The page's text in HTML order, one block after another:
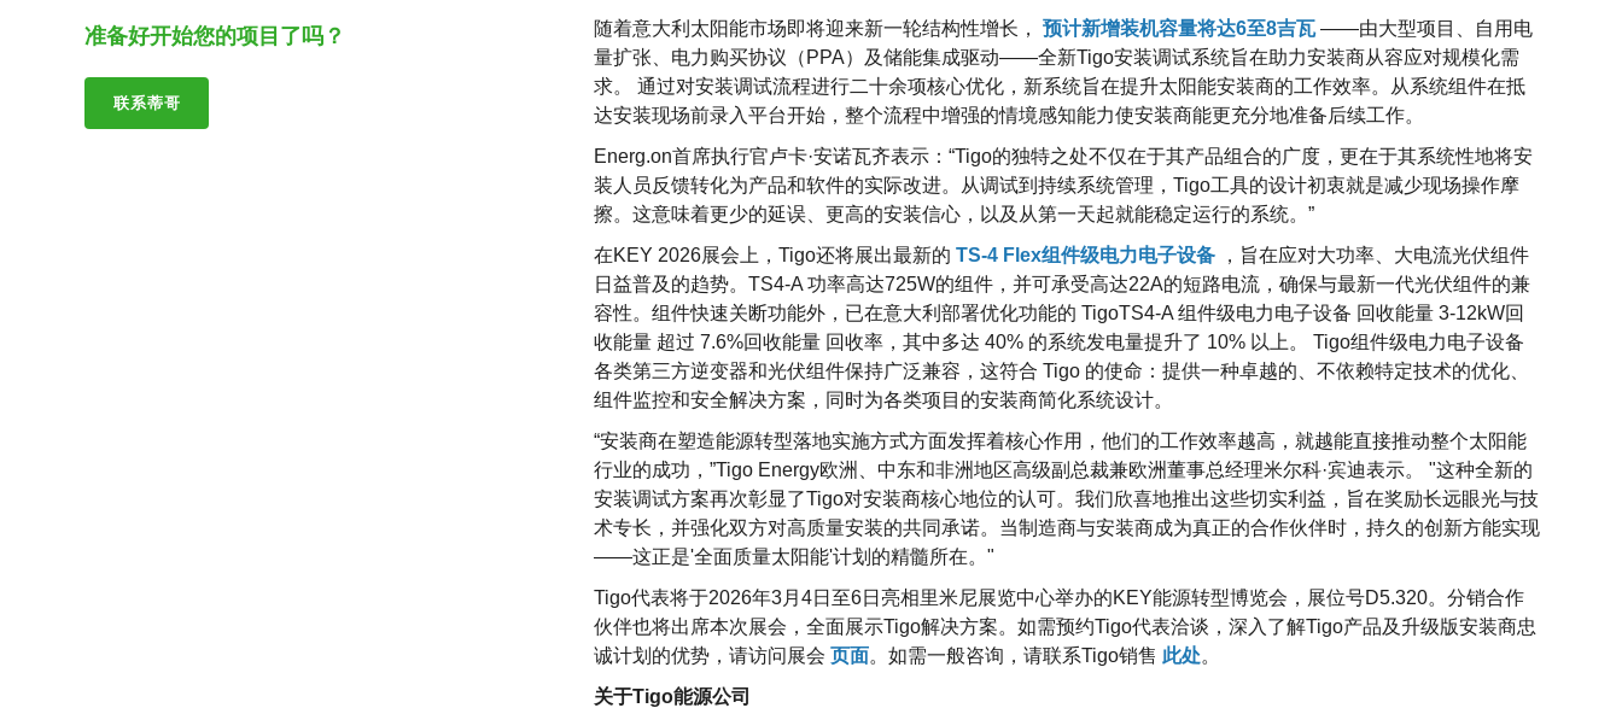
准备好开始您的项目了吗？
联系蒂哥
随着意大利太阳能市场即将迎来新一轮结构性增长， 预计新增装机容量将达6至8吉瓦——由大型项目、自用电
量扩张、电力购买协议（PPA）及储能集成驱动——全新Tigo安装调试系统旨在助力安装商从容应对规模化需
求。 通过对安装调试流程进行二十余项核心优化，新系统旨在提升太阳能安装商的工作效率。从系统组件在抵
达安装现场前录入平台开始，整个流程中增强的情境感知能力使安装商能更充分地准备后续工作。
Energ.on首席执行官卢卡·安诺瓦齐表示：“Tigo的独特之处不仅在于其产品组合的广度，更在于其系统性地将安
装人员反馈转化为产品和软件的实际改进。从调试到持续系统管理，Tigo工具的设计初衷就是减少现场操作摩
擦。这意味着更少的延误、更高的安装信心，以及从第一天起就能稳定运行的系统。”
在KEY 2026展会上，Tigo还将展出最新的 TS-4 Flex组件级电力电子设备，旨在应对大功率、大电流光伏组件
日益普及的趋势。TS4-A 功率高达725W的组件，并可承受高达22A的短路电流，确保与最新一代光伏组件的兼
容性。组件快速关断功能外，已在意大利部署优化功能的 TigoTS4-A 组件级电力电子设备 回收能量 3-12kW回
收能量 超过 7.6%回收能量 回收率，其中多达 40% 的系统发电量提升了 10% 以上。 Tigo组件级电力电子设备
各类第三方逆变器和光伏组件保持广泛兼容，这符合 Tigo 的使命：提供一种卓越的、不依赖特定技术的优化、
组件监控和安全解决方案，同时为各类项目的安装商简化系统设计。
“安装商在塑造能源转型落地实施方式方面发挥着核心作用，他们的工作效率越高，就越能直接推动整个太阳能
行业的成功，”Tigo Energy欧洲、中东和非洲地区高级副总裁兼欧洲董事总经理米尔科·宾迪表示。 "这种全新的
安装调试方案再次彰显了Tigo对安装商核心地位的认可。我们欣喜地推出这些切实利益，旨在奖励长远眼光与技
术专长，并强化双方对高质量安装的共同承诺。当制造商与安装商成为真正的合作伙伴时，持久的创新方能实现
——这正是'全面质量太阳能'计划的精髓所在。"
Tigo代表将于2026年3月4日至6日亮相里米尼展览中心举办的KEY能源转型博览会，展位号D5.320。分销合作
伙伴也将出席本次展会，全面展示Tigo解决方案。如需预约Tigo代表洽谈，深入了解Tigo产品及升级版安装商忠
诚计划的优势，请访问展会 页面。如需一般咨询，请联系Tigo销售 此处。
关于Tigo能源公司